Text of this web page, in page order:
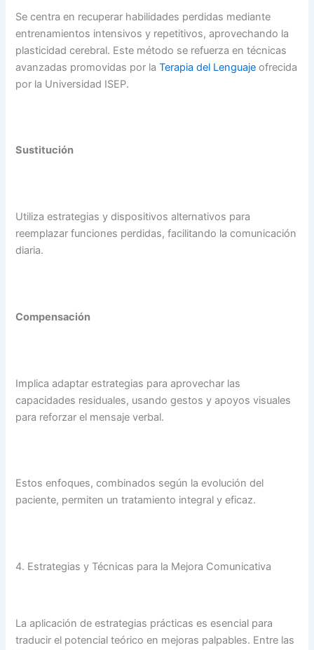
Se centra en recuperar habilidades perdidas mediante
entrenamientos intensivos y repetitivos, aprovechando la
plasticidad cerebral. Este método se refuerza en técnicas
avanzadas promovidas por laTerapia del Lenguaje ofrecida
por la Universidad ISEP.
Sustitución
Utiliza estrategias y dispositivos alternativos para
reemplazar funciones perdidas, facilitando la comunicación
diaria.
Compensación
Implica adaptar estrategias para aprovechar las
capacidades residuales, usando gestos y apoyos visuales
para reforzar el mensaje verbal.
Estos enfoques, combinados según la evolución del
paciente, permiten un tratamiento integral y eficaz.
4. Estrategias y Técnicas para la Mejora Comunicativa
La aplicación de estrategias prácticas es esencial para
traducir el potencial teórico en mejoras palpables. Entre las